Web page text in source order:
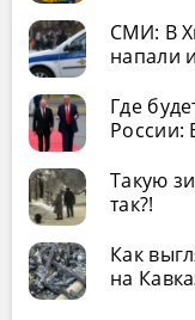
СМИ: В
напали
Где
России:
Такую
так?!
Как
на